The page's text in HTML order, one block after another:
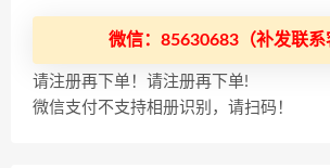
微信：85630683（补发联系
请注册再下单！请注册再下单!
微信支付不支持相册识别，请扫码！